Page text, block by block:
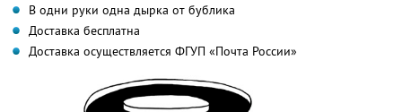
В одни руки одна дырка от бублика
Доставка бесплатна
Доставка осуществляется ФГУП «Почта России»